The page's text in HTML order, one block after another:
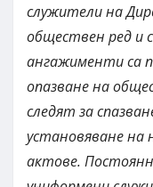
служители на
обществен ред и
ангажименти са
опазване на
следят за
установяване на
актове.